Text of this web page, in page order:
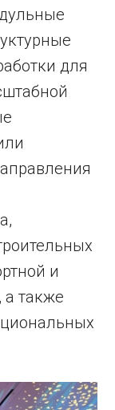
для
и
а также